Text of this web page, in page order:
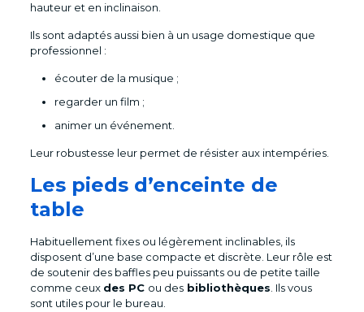
hauteur et en inclinaison.
Ils sont adaptés aussi bien à un usage domestique que
professionnel :
écouter de la musique ;
regarder un film ;
animer un événement.
Leur robustesse leur permet de résister aux intempéries.
Les pieds d’enceinte de
table
Habituellement fixes ou légèrement inclinables, ils
disposent d’une base compacte et discrète. Leur rôle est
de soutenir des baffles peu puissants ou de petite taille
comme ceux des PC ou desbibliothèques . Ils vous
sont utiles pour le bureau.